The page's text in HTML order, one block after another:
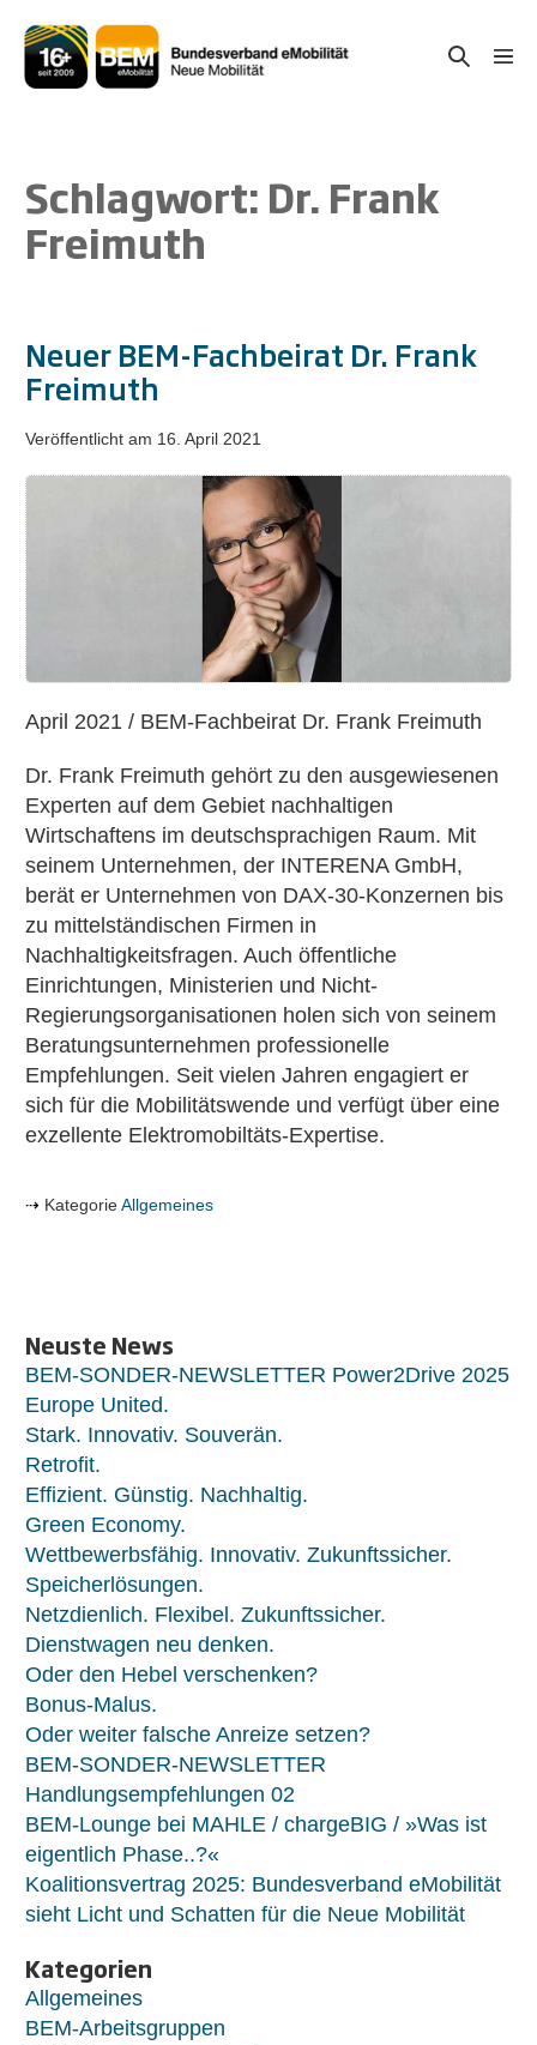
Inhalt
springen
Suche-
Schlagwort: Dr. Frank
Freimuth
Neuer BEM-Fachbeirat Dr. Frank
Freimuth
Veröffentlicht am 16. April 2021
Neuer
BEM-
Fachbeirat
Dr.
Frank
Freimuth
April 2021 / BEM-Fachbeirat Dr. Frank Freimuth
Dr. Frank Freimuth gehört zu den ausgewiesenen
Experten auf dem Gebiet nachhaltigen
Wirtschaftens im deutschsprachigen Raum. Mit
seinem Unternehmen, der INTERENA GmbH,
berät er Unternehmen von DAX-30-Konzernen bis
zu mittelständischen Firmen in
Nachhaltigkeitsfragen. Auch öffentliche
Einrichtungen, Ministerien und Nicht-
Regierungsorganisationen holen sich von seinem
Beratungsunternehmen professionelle
Empfehlungen. Seit vielen Jahren engagiert er
sich für die Mobilitätswende und verfügt über eine
exzellente Elektromobiltäts-Expertise.
KategorieAllgemeines
Neuste News
BEM-SONDER-NEWSLETTER Power2Drive 2025
Europe United.
Stark. Innovativ. Souverän.
Retrofit.
Effizient. Günstig. Nachhaltig.
Green Economy.
Wettbewerbsfähig. Innovativ. Zukunftssicher.
Speicherlösungen.
Netzdienlich. Flexibel. Zukunftssicher.
Dienstwagen neu denken.
Oder den Hebel verschenken?
Bonus-Malus.
Oder weiter falsche Anreize setzen?
BEM-SONDER-NEWSLETTER
Handlungsempfehlungen 02
BEM-Lounge bei MAHLE / chargeBIG / »Was ist
eigentlich Phase..?«
Koalitionsvertrag 2025: Bundesverband eMobilität
sieht Licht und Schatten für die Neue Mobilität
Kategorien
Allgemeines
BEM-Arbeitsgruppen